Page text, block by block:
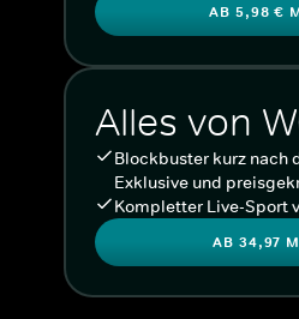
AB 5,98 €
Alles von
Blockbuster kurz nach
Exklusive und
Kompletter Live-Sport
AB 34,97